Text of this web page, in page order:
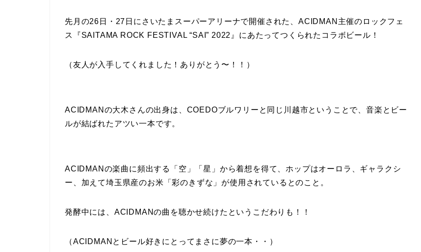
先月の26日・27日にさいたまスーパーアリーナで開催された、ACIDMAN主催のロックフェ
ス『SAITAMA ROCK FESTIVAL “SAI” 2022』にあたってつくられたコラボビール！
（友人が入手してくれました！ありがとう〜！！）
ACIDMANの大木さんの出身は、COEDOブルワリーと同じ川越市ということで、音楽とビー
ルが結ばれたアツい一本です。
ACIDMANの楽曲に頻出する「空」「星」から着想を得て、ホップはオーロラ、ギャラクシ
ー、加えて埼玉県産のお米「彩のきずな」が使用されているとのこと。
発酵中には、ACIDMANの曲を聴かせ続けたというこだわりも！！
（ACIDMANとビール好きにとってまさに夢の一本・・）